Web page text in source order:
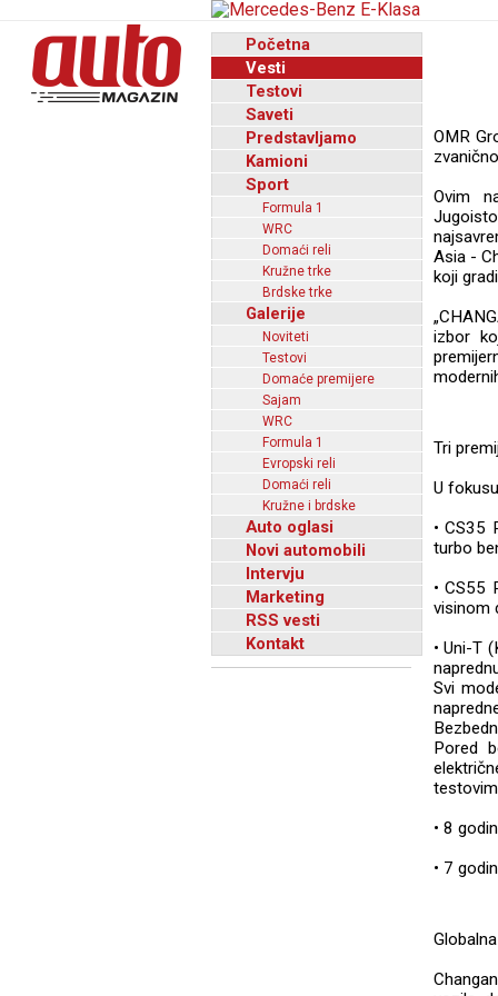
Početna
Vesti
Testovi
Saveti
Predstavljamo
Kamioni
Sport
Formula 1
WRC
Domaći reli
Kružne trke
Brdske trke
Galerije
Noviteti
Testovi
Domaće premijere
Sajam
WRC
Formula 1
Evropski reli
Domaći reli
Kružne i brdske
Auto oglasi
Novi automobili
Intervju
Marketing
RSS vesti
Kontakt
OMR
Ovim
Asia -
koji
izbor
Tri
U
• CS35
turbo
• CS55
visinom
• Uni-T
Svi
Pored
• 8
• 7